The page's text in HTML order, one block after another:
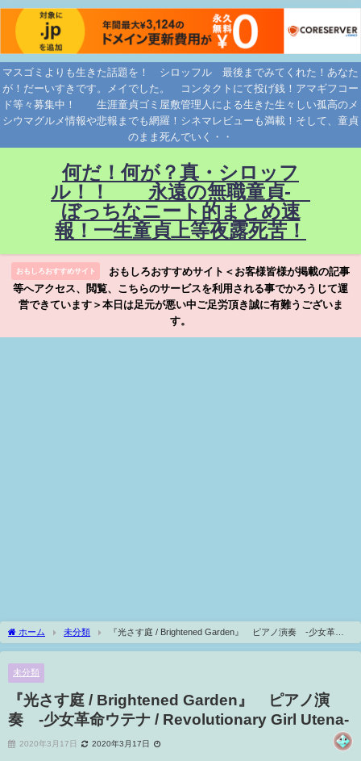
マスゴミよりも生きた話題を！ シロッフル 最後までみてくれた！あなた
が！だーいすきです。メイでした。 コンタクトにて投げ銭！アマギフコー
ド等々募集中！ 生涯童貞ゴミ屋敷管理人による生きた生々しい孤高のメ
シウマグルメ情報や悲報までも網羅！シネマレビューも満載！そして、童貞
のまま死んでいく・・
何だ！何が？真・シロッフ
ル！！ 永遠の無職童貞-
ぼっちなニート的まとめ速
報！一生童貞上等夜露死苦！
おもしろおすすめサイト
おもしろおすすめサイト＜お客様皆様が掲載の記事
等へアクセス、閲覧、こちらのサービスを利用される事でかろうじて運
営できています＞本日は足元が悪い中ご足労頂き誠に有難うございま
す。
ホーム 未分類
『光さす庭 / Brightened Garden』 ピアノ演奏 -少女革命
ウテナ / Revolutionary Girl Utena-
未分類
『光さす庭 / Brightened Garden』 ピアノ演
奏 -少女革命ウテナ / Revolutionary Girl Utena-
2020年3月17日 2020年3月17日